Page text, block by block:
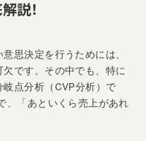
説！
思決定を行うためには、
です。その中でも、特に
点分析（CVP分析）で
、「あといくら売上があれ